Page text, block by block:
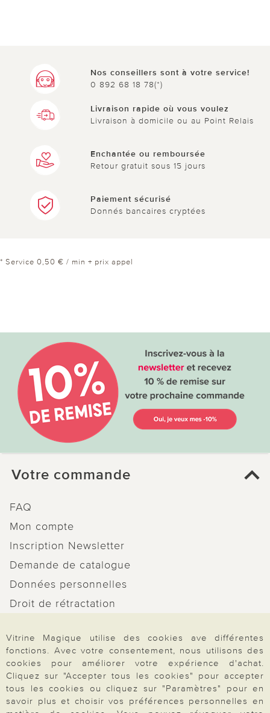
Nos conseillers sont à votre service!
0 892 68 18 78(*)
Livraison rapide où vous voulez
Livraison à domicile ou au Point Relais
Enchantée ou remboursée
Retour gratuit sous 15 jours
Paiement sécurisé
Donnés bancaires cryptées
* Service 0,50 € / min + prix appel
Votre commande
FAQ
Mon compte
Inscription Newsletter
Demande de catalogue
Données personnelles
Droit de rétractation
Paiement & Livraison
Vitrine Magique utilise des cookies ave différentes
fonctions. Avec votre consentement, nous utilisons des
cookies pour améliorer votre expérience d'achat.
Cliquez sur "Accepter tous les cookies" pour accepter
tous les cookies ou cliquez sur "Paramètres" pour en
savoir plus et choisir vos préférences personnelles en